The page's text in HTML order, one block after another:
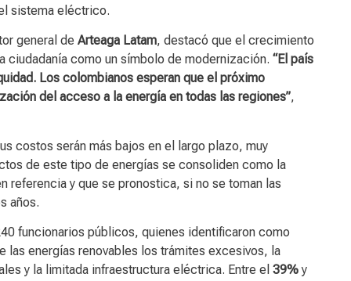
sistema eléctrico.
general de Arteaga Latam, destacó que el crecimiento
ciudadanía como un símbolo de modernización. “El país
Los colombianos esperan que el próximo
del acceso a la energía en todas las regiones”,
costos serán más bajos en el largo plazo, muy
de este tipo de energías se consoliden como la
referencia y que se pronostica, si no se toman las
años.
funcionarios públicos, quienes identificaron como
las energías renovables los trámites excesivos, la
y la limitada infraestructura eléctrica. Entre el 39%y